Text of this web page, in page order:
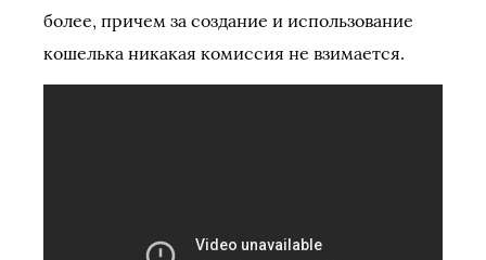
более, причем за создание и использование
кошелька никакая комиссия не взимается.